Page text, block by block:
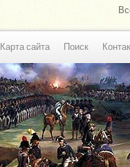
Карта сайта Поиск